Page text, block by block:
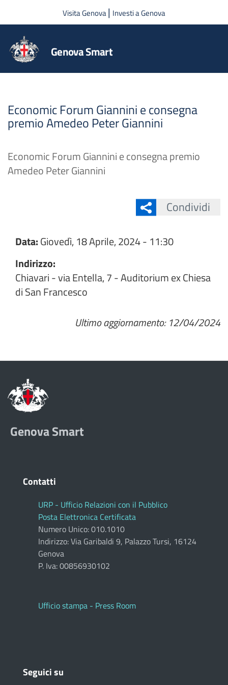
Salta al contenuto principale
Visita Genova| Investi a Genova
Genova Smart
Economic Forum Giannini e consegna
premio Amedeo Peter Giannini
Economic Forum Giannini e consegna premio
Amedeo Peter Giannini
Condividi
Data:Giovedì, 18 Aprile, 2024 - 11:30
Indirizzo:
Chiavari - via Entella, 7 - Auditorium ex Chiesa
di San Francesco
Ultimo aggiornamento: 12/04/2024
Genova Smart
Contatti
URP - Ufficio Relazioni con il Pubblico
Posta Elettronica Certificata
Numero Unico: 010.1010
Indirizzo: Via Garibaldi 9, Palazzo Tursi, 16124
Genova
P. Iva: 00856930102
Ufficio stampa - Press Room
Seguici su